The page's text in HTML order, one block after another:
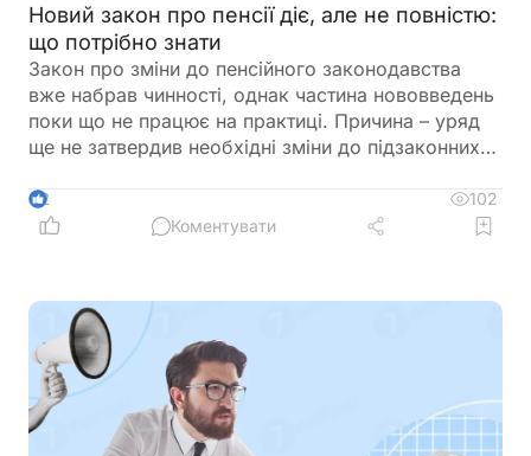
Новий закон про пенсії діє, але не повністю:
що потрібно знати
Закон про зміни до пенсійного законодавства
вже набрав чинності, однак частина нововведень
поки що не працює на практиці. Причина – уряд
ще не затвердив необхідні зміни до підзаконних
нових правил щодо підтвердження страхового
стажу та призначення пенсій
2
102
Коментувати